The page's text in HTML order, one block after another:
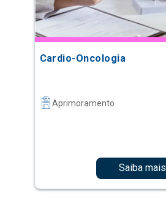
Cardio-Oncologia
Aprimoramento
Saiba mais